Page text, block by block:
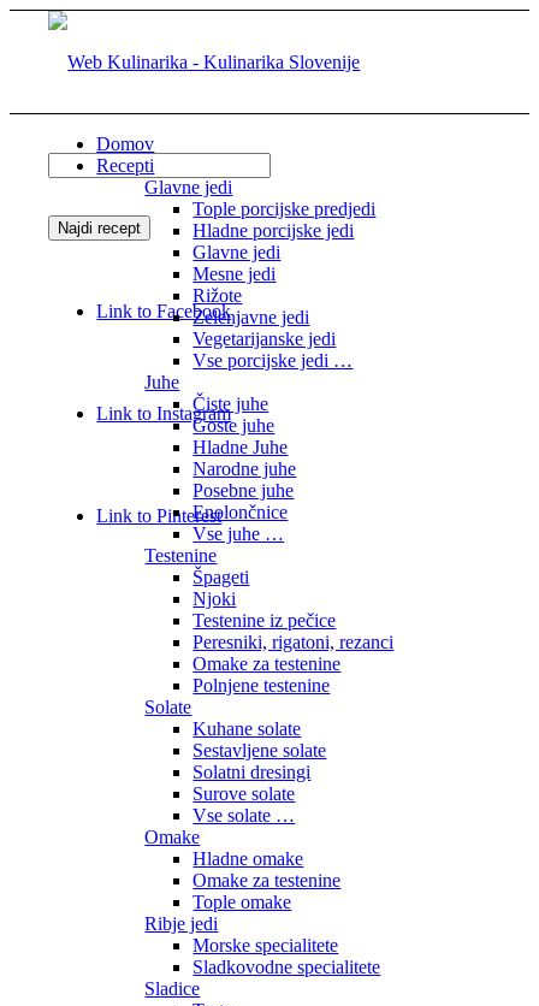
Link to Facebook
Link to Instagram
Link to Pinterest
Domov
Recepti
Glavne jedi
Tople porcijske predjedi
Hladne porcijske jedi
Glavne jedi
Mesne jedi
Rižote
Zelenjavne jedi
Vegetarijanske jedi
Vse porcijske jedi …
Juhe
Čiste juhe
Goste juhe
Hladne Juhe
Narodne juhe
Posebne juhe
Enolončnice
Vse juhe …
Testenine
Špageti
Njoki
Testenine iz pečice
Peresniki, rigatoni, rezanci
Omake za testenine
Polnjene testenine
Solate
Kuhane solate
Sestavljene solate
Solatni dresingi
Surove solate
Vse solate …
Omake
Hladne omake
Omake za testenine
Tople omake
Ribje jedi
Morske specialitete
Sladkovodne specialitete
Sladice